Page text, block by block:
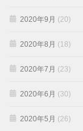
2020年9月 (20)
2020年8月 (18)
2020年7月 (23)
2020年6月 (30)
2020年5月 (26)